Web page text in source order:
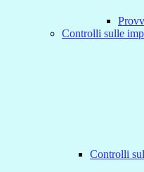
Controlli sulle
Controlli